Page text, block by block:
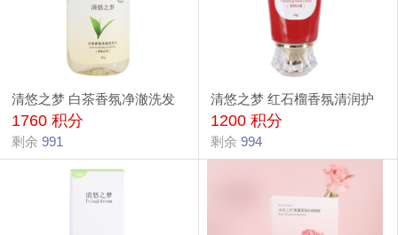
清悠之梦 白茶香氛净澈洗发
水 300g
1760 积分
剩余 991
清悠之梦 红石榴香氛清润护
手霜 50g
1200 积分
剩余 994